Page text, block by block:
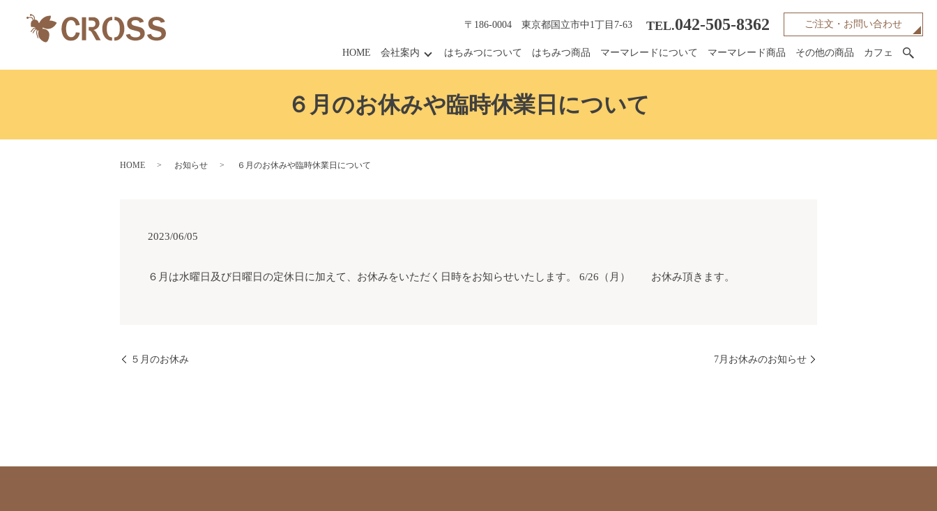
〒186-0004 東京都国立市中1丁目7-63 TEL.042-505-8362 ご注文・お問い合わせ
HOME 会社案内 はちみつについて はちみつ商品 マーマレードについて マーマレード商品 その他の商品 カフェ
６月のお休みや臨時休業日について
HOME お知らせ ６月のお休みや臨時休業日について
2023/06/05
６月は水曜日及び日曜日の定休日に加えて、お休みをいただく日時をお知らせいたします。 6/26（月） お休み頂きます。
５月のお休み 7月お休みのお知らせ